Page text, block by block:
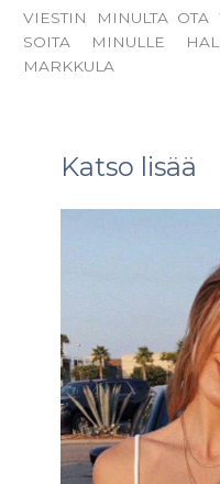
VIESTIN MINULTA OTA
SOITA MINULLE
MARKKULA
Katso lisää